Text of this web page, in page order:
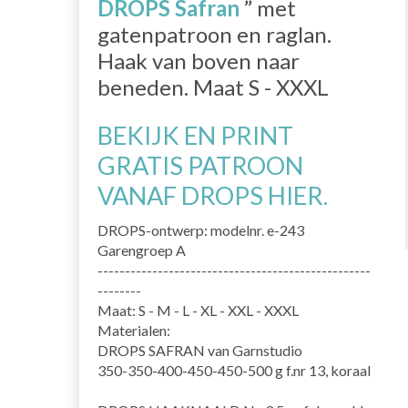
DROPS Safran ” met
gatenpatroon en raglan.
Haak van boven naar
beneden. Maat S - XXXL
BEKIJK EN PRINT
GRATIS PATROON
VANAF DROPS HIER.
DROPS-ontwerp: modelnr. e-243
Garengroep A
--------------------------------------------------
--------
Maat: S - M - L - XL - XXL - XXXL
Materialen:
DROPS SAFRAN van Garnstudio
350-350-400-450-450-500 g f.nr 13, koraal